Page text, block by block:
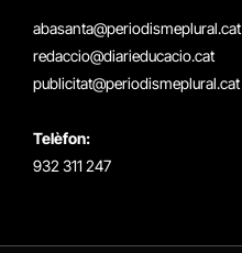
abasanta@periodismeplural.cat
redaccio@diarieducacio.cat
publicitat@periodismeplural.cat
Telèfon:
932 311 247